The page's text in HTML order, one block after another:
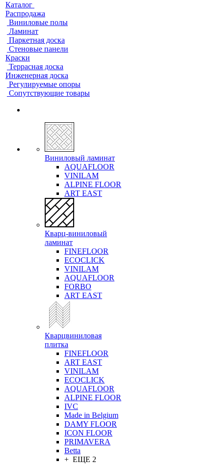
Каталог
Распродажа
Виниловые полы
Ламинат
Паркетная доска
Стеновые панели
Краски
Террасная доска
Инженерная доска
Регулируемые опоры
Сопутствующие товары
Виниловый ламинат
AQUAFLOOR
VINILAM
ALPINE FLOOR
ART EAST
Кварц-виниловый
ламинат
FINEFLOOR
ECOCLICK
VINILAM
AQUAFLOOR
FORBO
ART EAST
Кварцвиниловая
плитка
FINEFLOOR
ART EAST
VINILAM
ECOCLICK
AQUAFLOOR
ALPINE FLOOR
IVC
Made in Belgium
DAMY FLOOR
ICON FLOOR
PRIMAVERA
Betta
+ ЕЩЕ 2